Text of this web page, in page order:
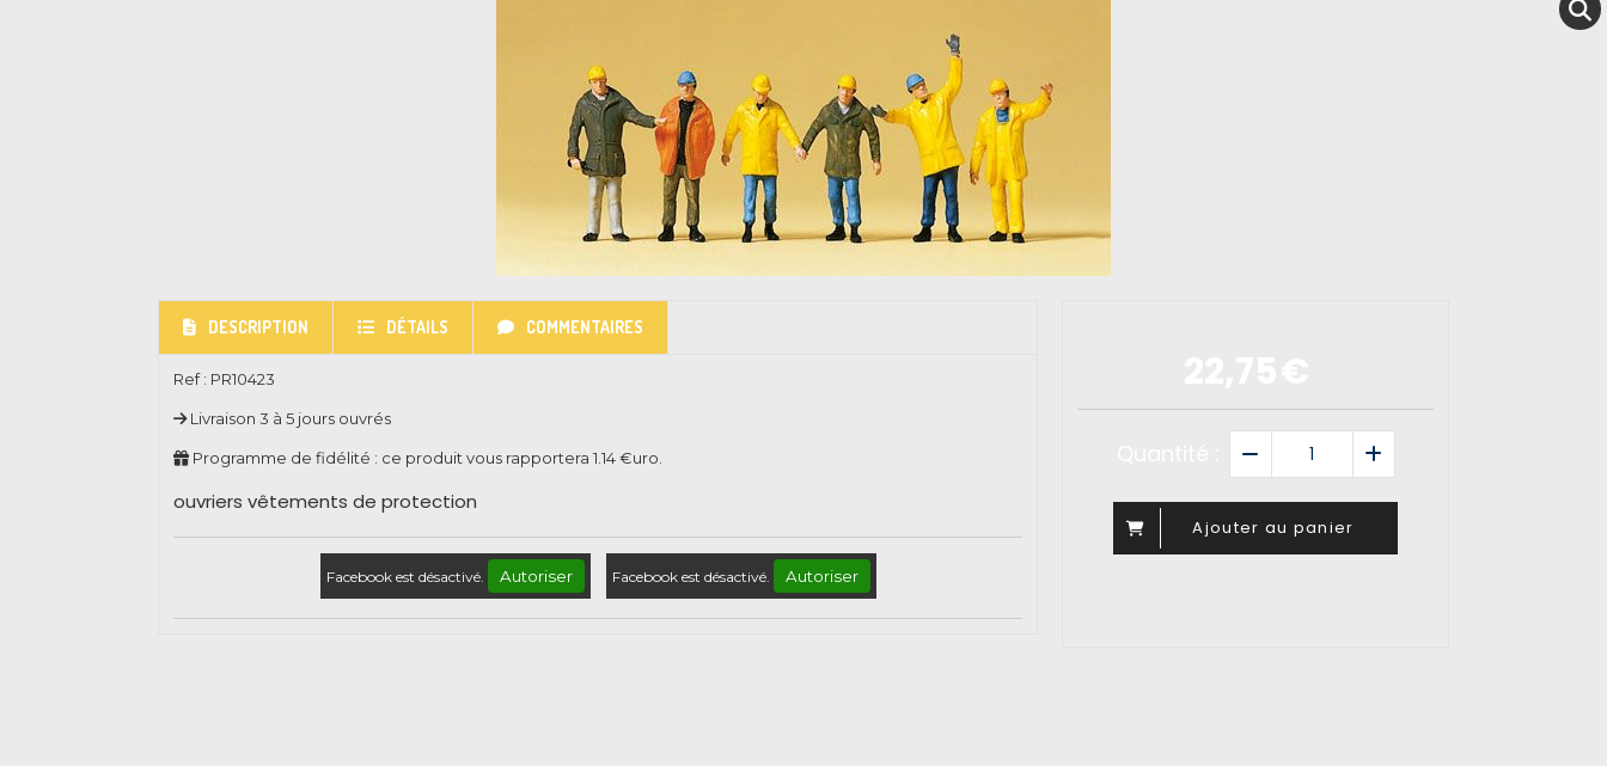
Ajouter au panier
DESCRIPTION DÉTAILS COMMENTAIRES
Ref : PR10423
Livraison 3 à 5 jours ouvrés
Programme de fidélité : ce produit vous rapportera 1.14€uro.
ouvriers vêtements de protection
Facebook est désactivé. Autoriser Facebook est désactivé. Autoriser